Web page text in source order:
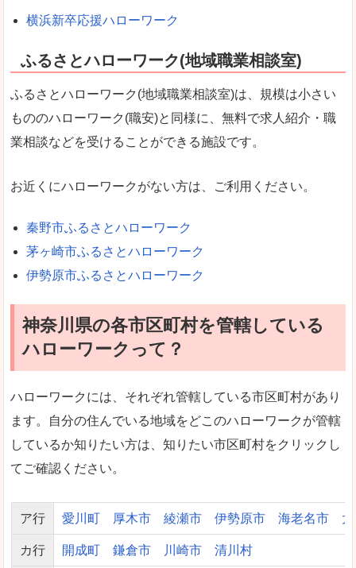
横浜新卒応援ハローワーク
ふるさとハローワーク(地域職業相談室)
ふるさとハローワーク(地域職業相談室)は、規模は小さい
もののハローワーク(職安)と同様に、無料で求人紹介・職
業相談などを受けることができる施設です。
お近くにハローワークがない方は、ご利用ください。
秦野市ふるさとハローワーク
茅ヶ崎市ふるさとハローワーク
伊勢原市ふるさとハローワーク
神奈川県の各市区町村を管轄している
ハローワークって？
ハローワークには、それぞれ管轄している市区町村があり
ます。自分の住んでいる地域をどこのハローワークが管轄
しているか知りたい方は、知りたい市区町村をクリックし
てご確認ください。
ア行 愛川町 厚木市 綾瀬市 伊勢原市 海老名市
カ行 開成町 鎌倉市 川崎市 清川村